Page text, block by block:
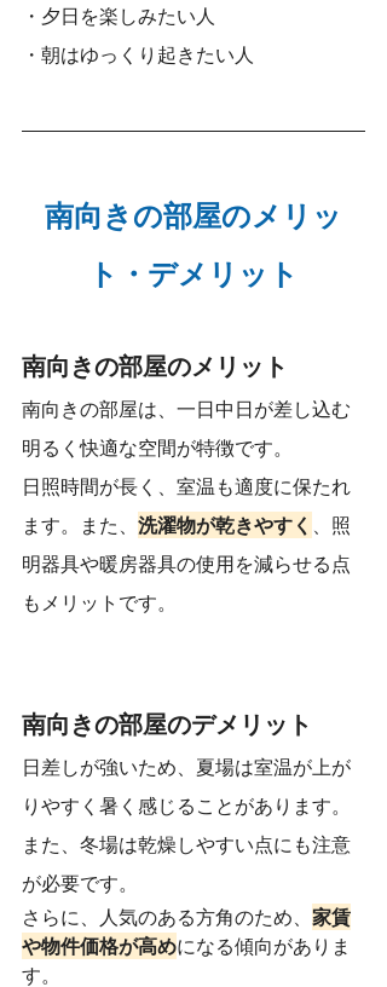
・夕日を楽しみたい人
・朝はゆっくり起きたい人
南向きの部屋のメリッ
ト・デメリット
南向きの部屋のメリット
南向きの部屋は、一日中日が差し込む
明るく快適な空間が特徴です。
日照時間が長く、室温も適度に保たれ
ます。また、 洗濯物が乾きやすく 、照
明器具や暖房器具の使用を減らせる点
もメリットです。
南向きの部屋のデメリット
日差しが強いため、夏場は室温が上が
りやすく暑く感じることがあります。
また、冬場は乾燥しやすい点にも注意
が必要です。
さらに、人気のある方角のため、 家賃
や物件価格が高めになる傾向がありま
す。